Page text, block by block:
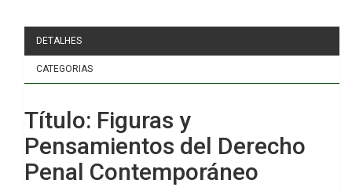
DETALHES
CATEGORIAS
Título: Figuras y
Pensamientos del Derecho
Penal Contemporáneo